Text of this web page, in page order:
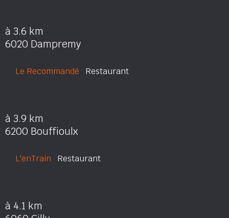
à 3.6 km
6020 Dampremy
Le Recommandé Restaurant
à 3.9 km
6200 Bouffioulx
L'enTrain Restaurant
à 4.1 km